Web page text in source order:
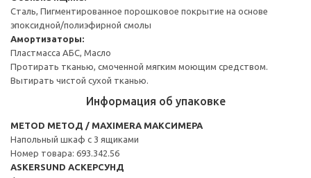
Сталь, Пигментированное порошковое покрытие на основе
эпоксидной/полиэфирной смолы
Амортизаторы:
Пластмасса АБС, Масло
Протирать тканью, смоченной мягким моющим средством.
Вытирать чистой сухой тканью.
Информация об упаковке
METOD МЕТОД / MAXIMERA МАКСИМЕРА
Напольный шкаф с 3 ящиками
Номер товара: 693.342.56
ASKERSUND АСКЕРСУНД